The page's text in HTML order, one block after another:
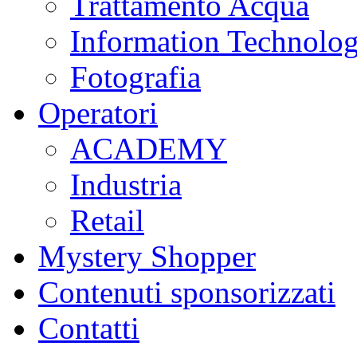
Information
Fotografia
Operatori
ACADEMY
Industria
Retail
Mystery Shopper
Contenuti sponsorizzati
Contatti